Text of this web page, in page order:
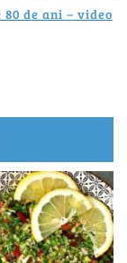
de ani – video